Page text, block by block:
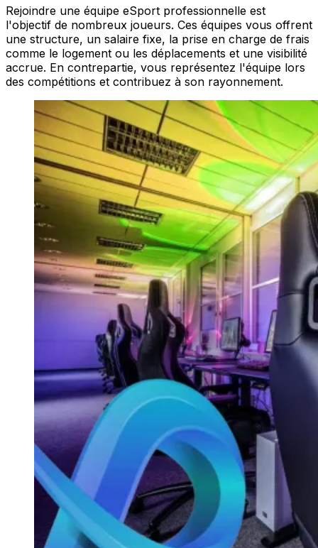
Rejoindre une équipe eSport professionnelle est
l'objectif de nombreux joueurs. Ces équipes vous offrent
une structure, un salaire fixe, la prise en charge de frais
comme le logement ou les déplacements et une visibilité
accrue. En contrepartie, vous représentez l'équipe lors
des compétitions et contribuez à son rayonnement.